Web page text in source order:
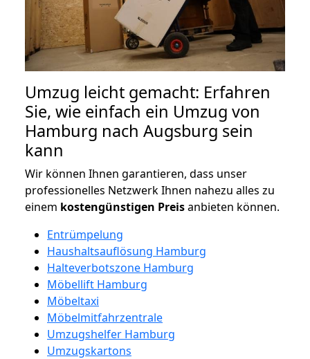
Umzug leicht gemacht: Erfahren
Sie, wie einfach ein Umzug von
Hamburg nach Augsburg sein
kann
Wir können Ihnen garantieren, dass unser
professionelles Netzwerk Ihnen nahezu alles zu
einem kostengünstigen Preisanbieten können.
Entrümpelung
Haushaltsauflösung Hamburg
Halteverbotszone Hamburg
Möbellift Hamburg
Möbeltaxi
Möbelmitfahrzentrale
Umzugshelfer Hamburg
Umzugskartons